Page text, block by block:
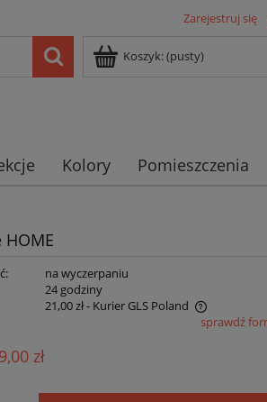
Zarejestruj się
Koszyk:(pusty)
Kolory Pomieszczenia
na wyczerpaniu
24 godziny
21,00 zł- Kurier GLS Poland
sprawdź
zł